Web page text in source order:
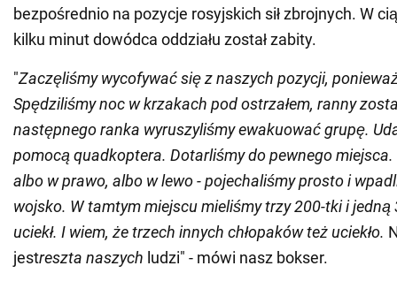
bezpośrednio na pozycje rosyjskich sił zbrojnych. W
kilku minut dowódca oddziału został zabity.
"Zaczęliśmy wycofywać się z naszych pozycji,
Spędziliśmy noc w krzakach pod ostrzałem, ranny
następnego ranka wyruszyliśmy ewakuować grupę.
pomocą quadkoptera. Dotarliśmy do pewnego
albo w prawo, albo w lewo - pojechaliśmy prosto i
wojsko. W tamtym miejscu mieliśmy trzy 200-tki i jedną
uciekł. I wiem, że trzech innych chłopaków też uciekło.
jestreszta naszych ludzi" - mówi nasz bokser.